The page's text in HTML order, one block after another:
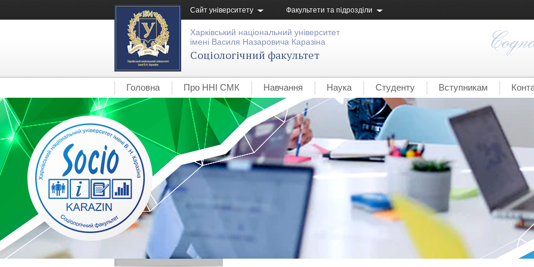
Сайт університету Факультети та підрозділи
Харківський національний університет
імені Василя Назаровича Каразіна
Соціологічний факультет
Головна Про ННІ СМК Навчання Наука Студенту Вступникам